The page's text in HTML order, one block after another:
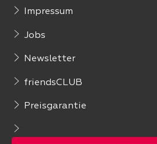
Impressum
Jobs
Newsletter
friendsCLUB
Preisgarantie